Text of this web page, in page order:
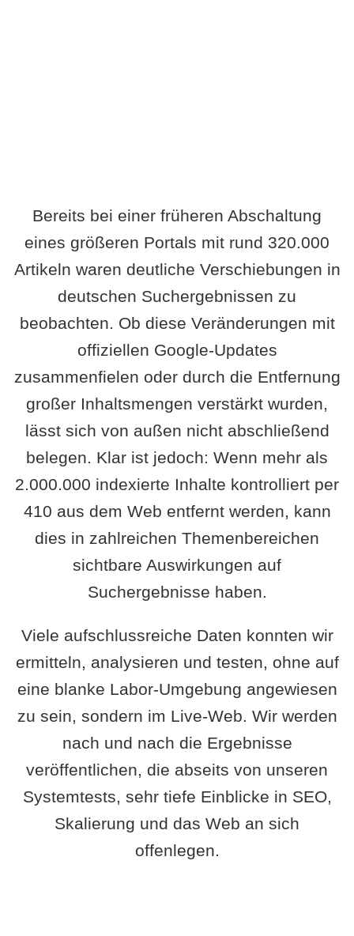
Bereits bei einer früheren Abschaltung
eines größeren Portals mit rund 320.000
Artikeln waren deutliche Verschiebungen in
deutschen Suchergebnissen zu
beobachten. Ob diese Veränderungen mit
offiziellen Google-Updates
zusammenfielen oder durch die Entfernung
großer Inhaltsmengen verstärkt wurden,
lässt sich von außen nicht abschließend
belegen. Klar ist jedoch: Wenn mehr als
2.000.000 indexierte Inhalte kontrolliert per
410 aus dem Web entfernt werden, kann
dies in zahlreichen Themenbereichen
sichtbare Auswirkungen auf
Suchergebnisse haben.
Viele aufschlussreiche Daten konnten wir
ermitteln, analysieren und testen, ohne auf
eine blanke Labor-Umgebung angewiesen
zu sein, sondern im Live-Web. Wir werden
nach und nach die Ergebnisse
veröffentlichen, die abseits von unseren
Systemtests, sehr tiefe Einblicke in SEO,
Skalierung und das Web an sich
offenlegen.